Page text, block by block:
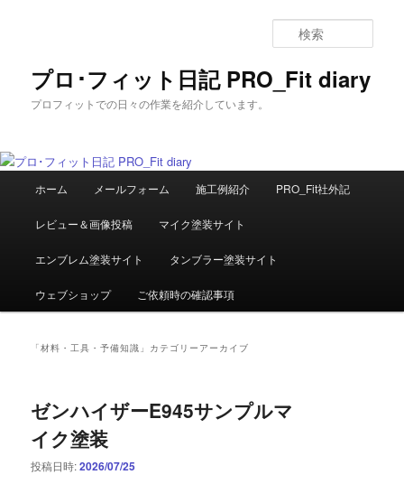
へ
移
プロ･フィット日記 PRO_Fit diary
プロフィットでの日々の作業を紹介しています。
索
ホーム メールフォーム 施工例紹介 PRO_Fit社外記
レビュー＆画像投稿 マイク塗装サイト
エンブレム塗装サイト タンブラー塗装サイト
ウェブショップ ご依頼時の確認事項
「材料・工具・予備知識 」カテゴリーアーカイブ
ゼンハイザーE945サンプルマ
イク塗装
投稿日時:2026/07/25